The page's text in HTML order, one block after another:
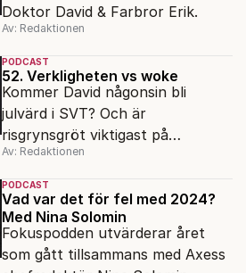
Doktor David & Farbror Erik.
Av: Redaktionen
PODCAST
52. Verkligheten vs woke
Kommer David någonsin bli
julvärd i SVT? Och är
risgrynsgröt viktigast på
julbordet? Doktor David och
Farbror Erik ordinerar en riktigt
god jul till alla lyssnare.
Av: Redaktionen
PODCAST
Vad var det för fel med 2024?
Med Nina Solomin
Fokuspodden utvärderar året
som gått tillsammans med Axess